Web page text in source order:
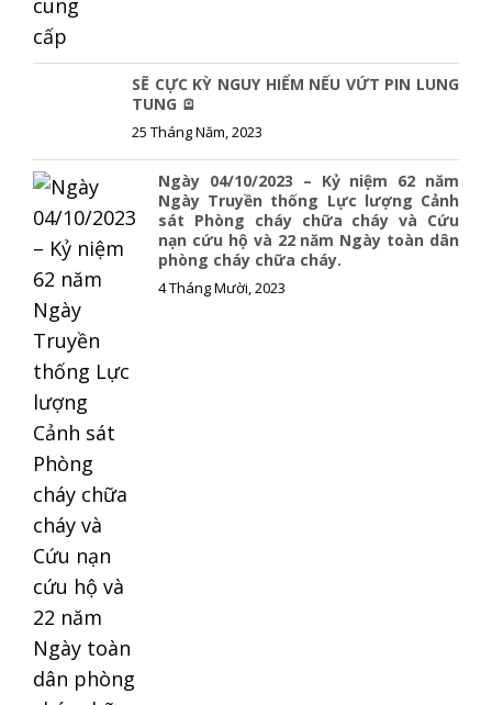
SẼ CỰC KỲ NGUY HIỂM NẾU VỨT PIN LUNG
TUNG 🪫
25 Tháng Năm, 2023
Ngày 04/10/2023 – Kỷ niệm 62 năm
Ngày Truyền thống Lực lượng Cảnh
sát Phòng cháy chữa cháy và Cứu
nạn cứu hộ và 22 năm Ngày toàn dân
phòng cháy chữa cháy.
4 Tháng Mười, 2023